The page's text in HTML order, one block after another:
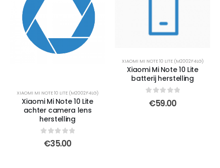
XIAOMI MI NOTE 10 LITE (M2002F4LG)
Xiaomi Mi Note 10 Lite
achter camera lens
herstelling
out of 5
€35.00
XIAOMI MI NOTE 10 LITE (M2002F4LG)
Xiaomi Mi Note 10 Lite
batterij herstelling
out of 5
€59.00